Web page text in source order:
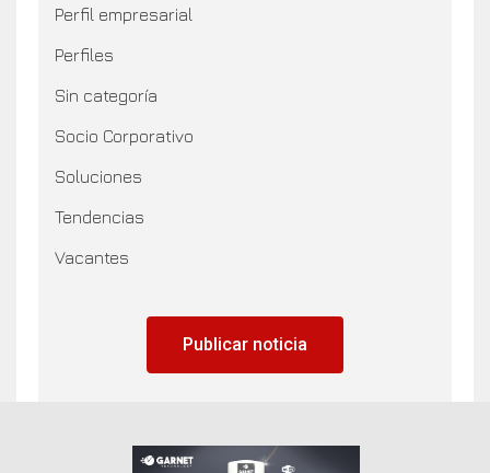
Perfil empresarial
Perfiles
Sin categoría
Socio Corporativo
Soluciones
Tendencias
Vacantes
Publicar noticia